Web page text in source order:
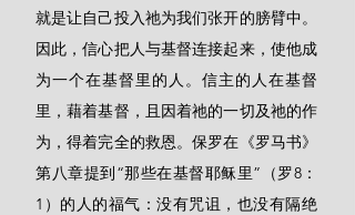
就是让自己投入祂为我们张开的膀臂中。
因此，信心把人与基督连接起来，使他成
为一个在基督里的人。信主的人在基督
里，藉着基督，且因着祂的一切及祂的作
为，得着完全的救恩。保罗在《罗马书》
第八章提到“那些在基督耶稣里”（罗8：
1）的人的福气：没有咒诅，也没有隔绝